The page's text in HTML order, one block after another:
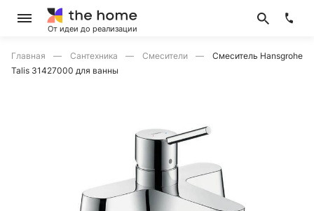
От идеи до реализации
Главная Сантехника Смесители
Смеситель Hansgrohe
Talis 31427000 для ванны